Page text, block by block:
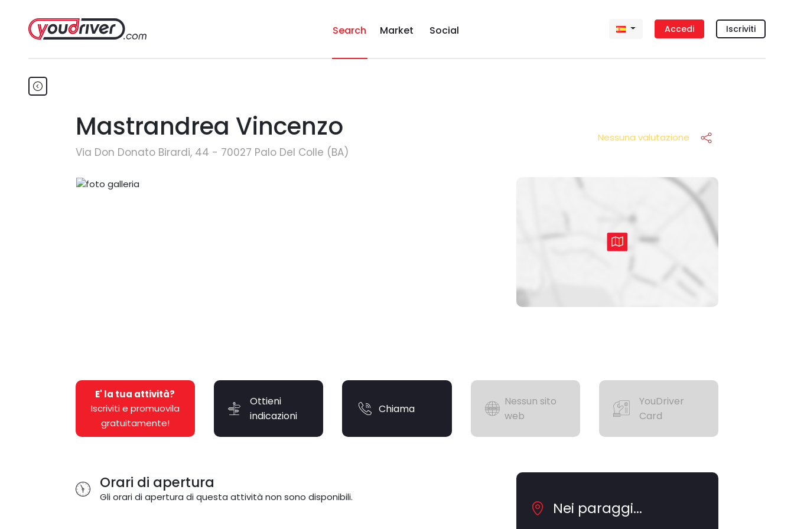
Search Market Social Accedi Iscriviti
Mastrandrea Vincenzo
Via Don Donato Birardi, 44 - 70027 Palo Del Colle (BA)
Nessuna valutazione
E' la tua attività?
Iscriviti e promuovila
gratuitamente!
Ottieni
indicazioni
Chiama
Nessun sito
web
YouDriver
Card
Orari di apertura
Gli orari di apertura di questa attività non sono disponibili.
Nei paraggi...